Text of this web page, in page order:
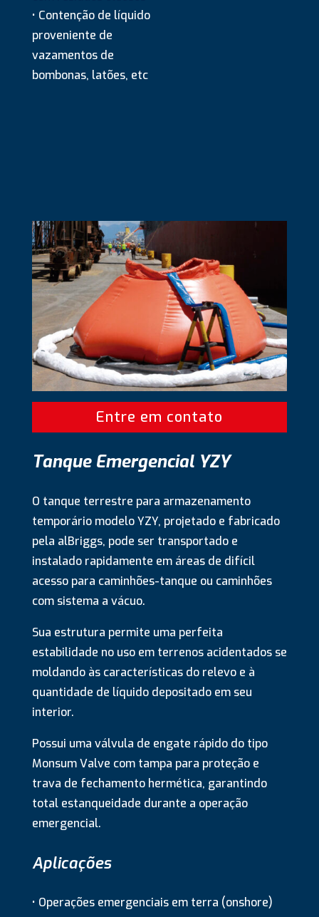
• Contenção de líquido
proveniente de
vazamentos de
bombonas, latões, etc
Entre em contato
Tanque Emergencial YZY
O tanque terrestre para armazenamento
temporário modelo YZY, projetado e fabricado
pela alBriggs, pode ser transportado e
instalado rapidamente em áreas de difícil
acesso para caminhões-tanque ou caminhões
com sistema a vácuo.
Sua estrutura permite uma perfeita
estabilidade no uso em terrenos acidentados se
moldando às características do relevo e à
quantidade de líquido depositado em seu
interior.
Possui uma válvula de engate rápido do tipo
Monsum Valve com tampa para proteção e
trava de fechamento hermética, garantindo
total estanqueidade durante a operação
emergencial.
Aplicações
• Operações emergenciais em terra (onshore)